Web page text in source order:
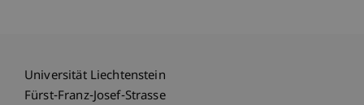
Universität Liechtenstein
Fürst-Franz-Josef-Strasse